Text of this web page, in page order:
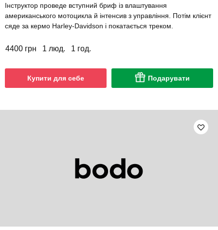
Інструктор проведе вступний бриф із влаштування
американського мотоцикла й інтенсив з управління. Потім клієнт
сяде за кермо Harley-Davidson і покатається треком.
4400 грн 1 люд. 1 год.
Купити для себе Подарувати